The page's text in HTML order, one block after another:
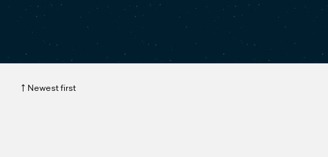
Newest first